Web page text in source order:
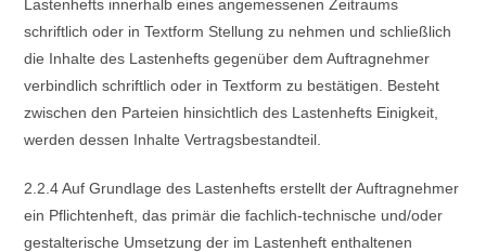
Lastenhefts innerhalb eines angemessenen Zeitraums
schriftlich oder in Textform Stellung zu nehmen und schließlich
die Inhalte des Lastenhefts gegenüber dem Auftragnehmer
verbindlich schriftlich oder in Textform zu bestätigen. Besteht
zwischen den Parteien hinsichtlich des Lastenhefts Einigkeit,
werden dessen Inhalte Vertragsbestandteil.
2.2.4 Auf Grundlage des Lastenhefts erstellt der Auftragnehmer
ein Pflichtenheft, das primär die fachlich-technische und/oder
gestalterische Umsetzung der im Lastenheft enthaltenen